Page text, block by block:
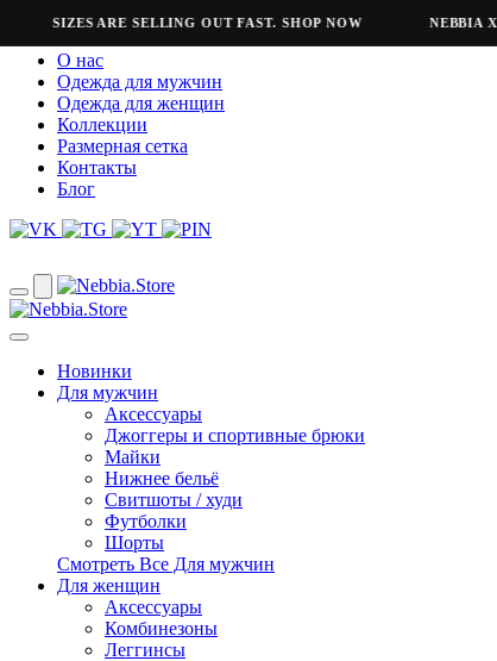
SIZES ARE SELLING OUT FAST. SHOP NOW NEBBIA X
О нас
Одежда для мужчин
Одежда для женщин
Коллекции
Размерная сетка
Контакты
Блог
Новинки
Для мужчин
Аксессуары
Джоггеры и спортивные брюки
Майки
Нижнее бельё
Свитшоты / худи
Футболки
Шорты
Смотреть Все Для мужчин
Для женщин
Аксессуары
Комбинезоны
Леггинсы